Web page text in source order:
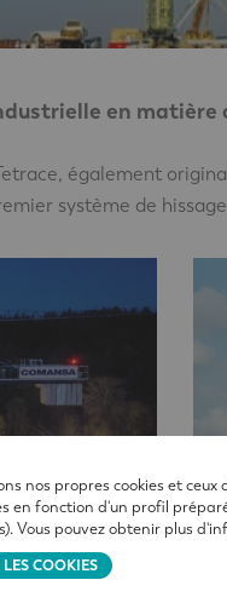
en
également
système de
nos propres cookies et
en fonction d'un profil
Vous pouvez obtenir plus
LES COOKIES